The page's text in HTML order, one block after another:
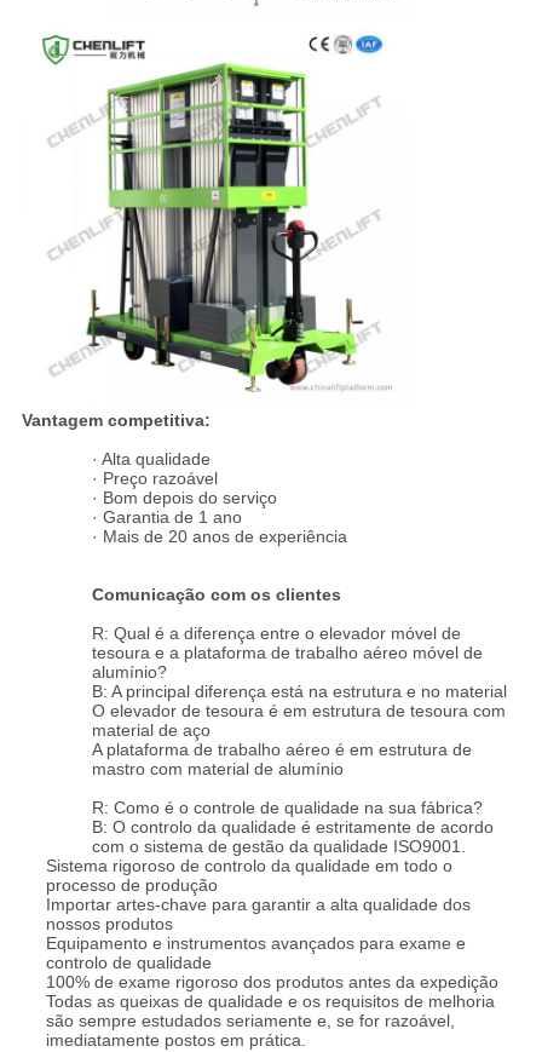
Vantagem competitiva:
· Alta qualidade
· Preço razoável
· Bom depois do serviço
· Garantia de 1 ano
· Mais de 20 anos de experiência
Comunicação com os clientes
R: Qual é a diferença entre o elevador móvel de
tesoura e a plataforma de trabalho aéreo móvel de
alumínio?
B: A principal diferença está na estrutura e no material
O elevador de tesoura é em estrutura de tesoura com
material de aço
A plataforma de trabalho aéreo é em estrutura de
mastro com material de alumínio
R: Como é o controle de qualidade na sua fábrica?
B: O controlo da qualidade é estritamente de acordo
com o sistema de gestão da qualidade ISO9001.
Sistema rigoroso de controlo da qualidade em todo o
processo de produção
Importar artes-chave para garantir a alta qualidade dos
nossos produtos
Equipamento e instrumentos avançados para exame e
controlo de qualidade
100% de exame rigoroso dos produtos antes da expedição
Todas as queixas de qualidade e os requisitos de melhoria
são sempre estudados seriamente e, se for razoável,
imediatamente postos em prática.